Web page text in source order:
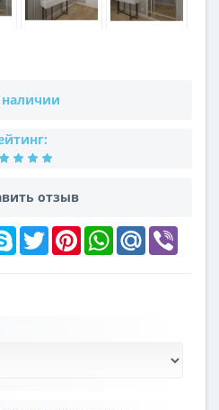
наличии
отзыв
Skype Twitter PinterestWhatsAppMail.Ru